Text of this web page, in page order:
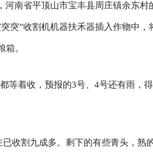
南省平顶山市宝丰县周庄镇余东村
突”收割机机器扶禾器插入作物中，
。
等着收，预报的3号、4号还有雨，
收割九成多。剩下的有些青头，熟